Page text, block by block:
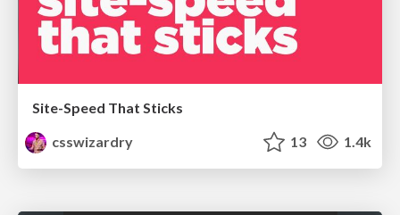
Site-Speed That Sticks
csswizardry
13 1.4k